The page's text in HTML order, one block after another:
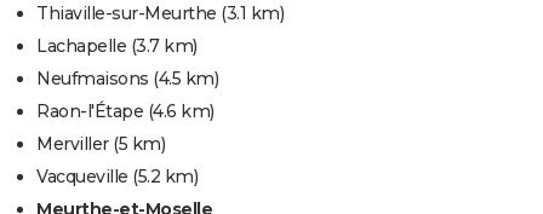
Thiaville-sur-Meurthe (3.1 km)
Lachapelle (3.7 km)
Neufmaisons (4.5 km)
Raon-l'Étape (4.6 km)
Merviller(5 km)
Vacqueville (5.2 km)
Meurthe-et-Moselle